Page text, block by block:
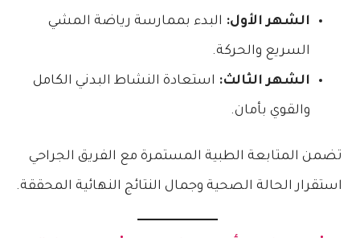
الشهر الأول: البدء بممارسة رياضة المشي
السريع والحركة.
الشهر الثالث: استعادة النشاط البدني الكامل
والقوي بأمان.
تضمن المتابعة الطبية المستمرة مع الفريق الجراحي
استقرار الحالة الصحية وجمال النتائج النهائية المحققة.